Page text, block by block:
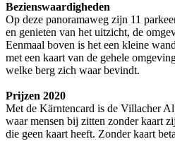
Bezienswaardigheden
Op deze panoramaweg zijn 11
en genieten van het uitzicht, de
Eenmaal boven is het een kleine
met een kaart van de gehele
welke berg zich waar bevindt.
Prijzen 2020
Met de Kärntencard is de Villacher
waar mensen bij zitten zonder kaart
die geen kaart heeft. Zonder kaart